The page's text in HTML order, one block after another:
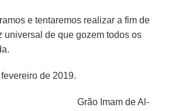
e tentaremos realizar a fim de
universal de que gozem todos os
de 2019.
Grão Imam de Al-